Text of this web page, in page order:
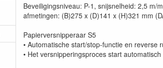
Beveiligingsniveau: P-1, snijsnelheid: 2,5
afmetingen: (B)275 x (D)141 x (H)321 mm
Papierversnipperaar S5
• Automatische start/stop-functie en reverse
• Het versnipperingsproces start